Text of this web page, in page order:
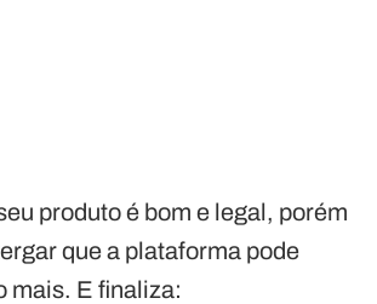
produto é bom e legal, porém
que a plataforma pode
mais. E finaliza: